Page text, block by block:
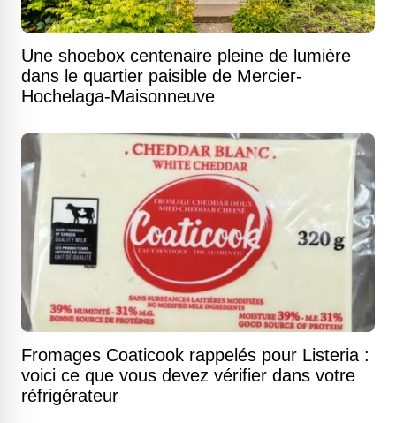
Une shoebox centenaire pleine de lumière
dans le quartier paisible de Mercier-
Hochelaga-Maisonneuve
Fromages Coaticook rappelés pour Listeria :
voici ce que vous devez vérifier dans votre
réfrigérateur